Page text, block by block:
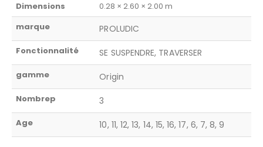
Dimensions
0.28 × 2.60 × 2.00 m
marque
PROLUDIC
Fonctionnalité SE SUSPENDRE, TRAVERSER
gamme Origin
Nombrep 3
Age 10, 11, 12, 13, 14, 15, 16, 17, 6, 7, 8, 9